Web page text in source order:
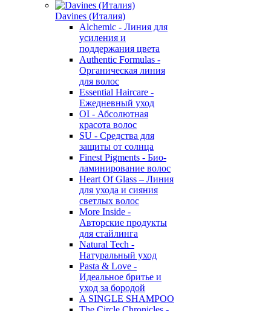
Davines (Италия)
Alchemic - Линия для
усиления и
поддержания цвета
Authentic Formulas -
Органическая линия
для волос
Essential Haircare -
Eжедневный уход
OI - Абсолютная
красота волос
SU - Средства для
защиты от солнца
Finest Pigments - Био-
ламинирование волос
Heart Of Glass – Линия
для ухода и сияния
светлых волос
More Inside -
Авторские продукты
для стайлинга
Natural Tech -
Натуральный уход
Pasta & Love -
Идеальное бритье и
уход за бородой
A SINGLE SHAMPOO